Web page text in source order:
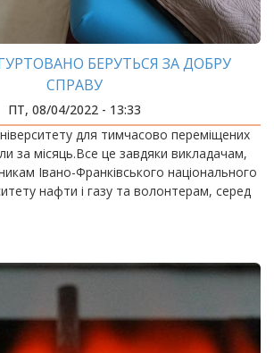
БЕРУТЬСЯ ЗА ДОБРУ
СПРАВУ
ПТ, 08/04/2022 - 13:33
для тимчасово переміщених
за місяць.Все це завдяки викладачам,
Івано-Франківського національного
нафти і газу та волонтерам, серед